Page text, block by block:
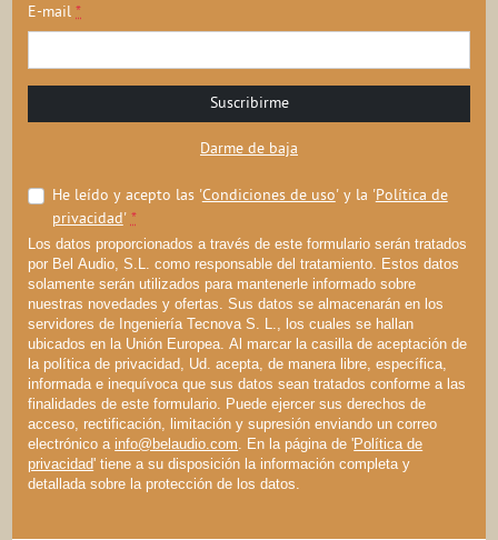
E-mail *
Suscribirme
Darme de baja
He leído y acepto las 'Condiciones de uso' y la 'Política de
privacidad' *
Los datos proporcionados a través de este formulario serán tratados
por Bel Audio, S.L. como responsable del tratamiento. Estos datos
solamente serán utilizados para mantenerle informado sobre
nuestras novedades y ofertas. Sus datos se almacenarán en los
servidores de Ingeniería Tecnova S. L., los cuales se hallan
ubicados en la Unión Europea. Al marcar la casilla de aceptación de
la política de privacidad, Ud. acepta, de manera libre, específica,
informada e inequívoca que sus datos sean tratados conforme a las
finalidades de este formulario. Puede ejercer sus derechos de
acceso, rectificación, limitación y supresión enviando un correo
electrónico a info@belaudio.com. En la página de 'Política de
privacidad' tiene a su disposición la información completa y
detallada sobre la protección de los datos.